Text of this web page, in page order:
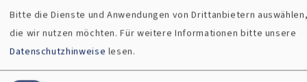
manchmal recht ungewöhnliche Orte, an denen die Video-
Andachten aus unserem Dekanat aufgenommen werden.
Alle zwei Wochen sendet OberpfalzTV am Sonntag um 10.30
Bitte die Dienste und Anwendungen von Drittanbietern
die wir nutzen möchten.Für weitere Informationen bitte unsere
Datenschutzhinweise lesen.